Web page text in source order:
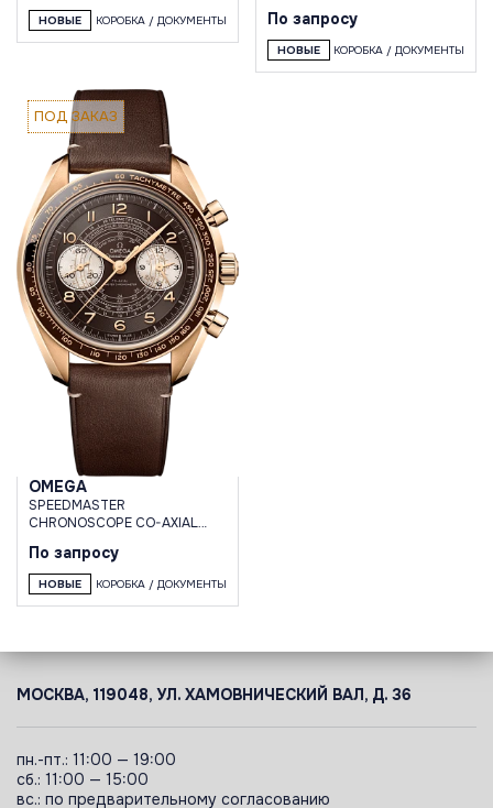
НОВЫЕ КОРОБКА / ДОКУМЕНТЫ По запросу
НОВЫЕ КОРОБКА / ДОКУМЕНТЫ
ПОД ЗАКАЗ
OMEGA
SPEEDMASTER
CHRONOSCOPE CO-AXIAL
CHRONOGRAPH 43 MM
По запросу
НОВЫЕ КОРОБКА / ДОКУМЕНТЫ
МОСКВА, 119048, УЛ. ХАМОВНИЧЕСКИЙ ВАЛ, Д. 36
пн.-пт.: 11:00 — 19:00
сб.: 11:00 — 15:00
вс.: по предварительному согласованию